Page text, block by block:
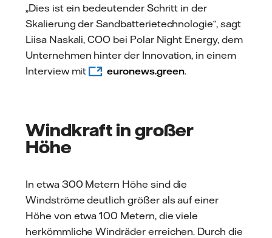
„Dies ist ein bedeutender Schritt in der
Skalierung der Sandbatterietechnologie“, sagt
Liisa Naskali, COO bei Polar Night Energy, dem
Unternehmen hinter der Innovation, in einem
Interview mit
euronews.green.
Windkraft in großer
Höhe
In etwa 300 Metern Höhe sind die
Windströme deutlich größer als auf einer
Höhe von etwa 100 Metern, die viele
herkömmliche Windräder erreichen. Durch die